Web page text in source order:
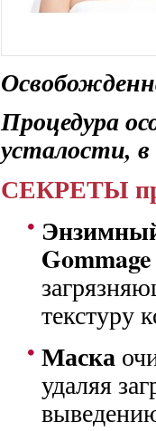
Процедура
усталости, в
СЕКРЕТЫ
Gommage
текстуру
Маска
удаляя